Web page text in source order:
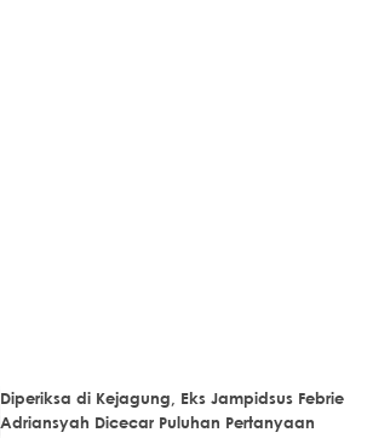
Diperiksa di Kejagung, Eks Jampidsus Febrie
Adriansyah Dicecar Puluhan Pertanyaan